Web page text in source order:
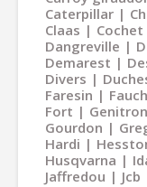
Caterpillar
Claas
Cochet
Dangreville
Demarest
Divers
Faresin
Fort
Gourdon
Hardi
Husqvarna
Jaffredou
Jcb